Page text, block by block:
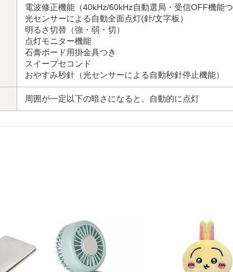
電波修正機能（40kHz/60kHz自動選局・受信OFF機能
光センサーによる自動全面点灯(針/文字板）
明るさ切替（強・弱・切）
点灯モニター機能
石膏ボード用掛金具つき
スイープセコンド
おやすみ秒針（光センサーによる自動秒針停止機能）
周囲が一定以下の暗さになると、自動的に点灯